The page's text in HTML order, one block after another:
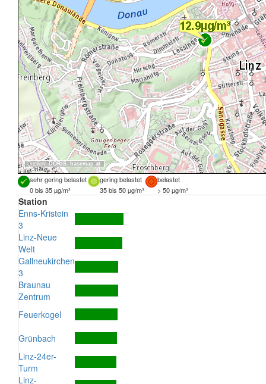
Quellen:DORIS, basemap.at
sehr gering belastet gering belastet
belastet
0 bis 35 µg/m³
35 bis 50 µg/m³ > 50 µg/m³
Station
Enns-Kristein
3
Linz-Neue
Welt
Gallneukirchen
3
Braunau
Zentrum
Feuerkogel
Grünbach
Linz-24er-
Turm
Linz-